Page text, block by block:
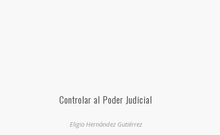
Controlar al Poder Judicial
Eligio Hernández Gutiérrez